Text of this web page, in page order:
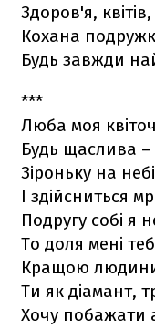
Здоров'я,
Кохана
Будь завжди
***
Люба моя
Будь щаслива
Зіроньку на
І здійсниться
Подругу собі я
То доля мені
Кращою людини
Ти як діамант,
Хочу побажати